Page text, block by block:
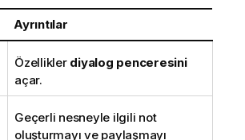
Ayrıntılar
Özellikler diyalog penceresini
açar.
Geçerli nesneyle ilgili not
oluşturmayı ve paylaşmayı